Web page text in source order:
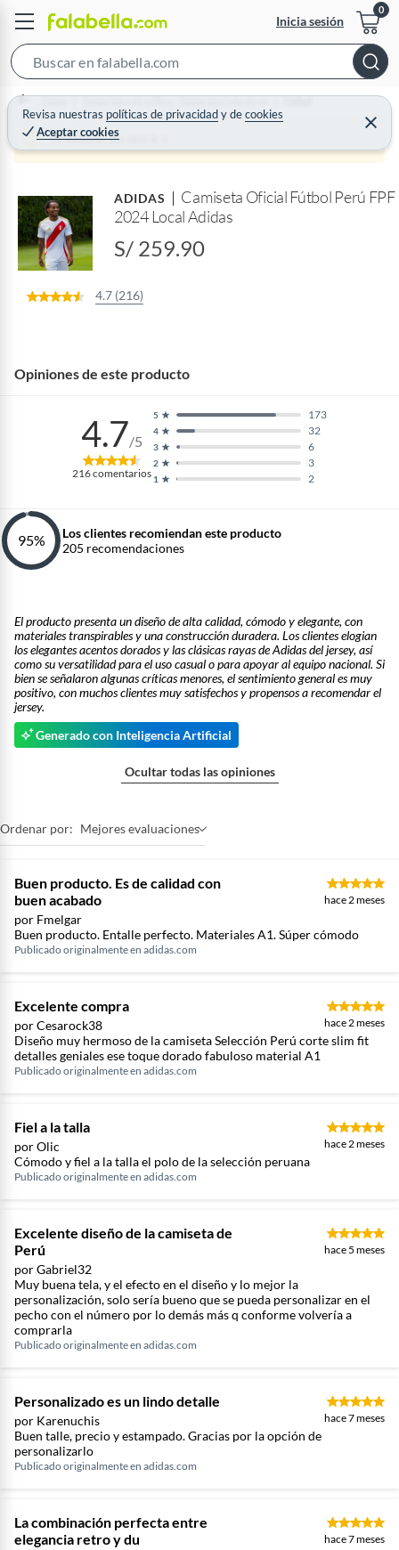
Inicia sesión
e
a
c
B
a
Revisa nuestras políticas de privacidadydecookies
Aceptar cookies
C
e
r
Home Deportes y aire libre - Deportes Colectivos Fútbol
Producto sin stock :(
ADIDAS
Camiseta Oficial Fútbol Perú FPF
2024 Local Adidas
S/ 259.90
4.7 (216)
Opiniones de este producto
4.7/5
216comentarios 1 2
2 3
3 6
4 32
5 173
95%
Los clientes recomiendan este producto
205 recomendaciones
El producto presenta un diseño de alta calidad, cómodo y elegante, con
materiales transpirables y una construcción duradera. Los clientes elogian
los elegantes acentos dorados y las clásicas rayas de Adidas del jersey, así
como su versatilidad para el uso casual o para apoyar al equipo nacional. Si
bien se señalaron algunas críticas menores, el sentimiento general es muy
positivo, con muchos clientes muy satisfechos y propensos a recomendar el
jersey.
Generado con Inteligencia Artificial
Ocultar todas las opiniones
Ordenar por: Mejores evaluaciones
Buen producto. Es de calidad con
buen acabado
por Fmelgar
hace 2 meses
Buen producto. Entalle perfecto. Materiales A1. Súper cómodo
Publicado originalmente en adidas.com
Excelente compra
por Cesarock38 hace 2 meses
Diseño muy hermoso de la camiseta Selección Perú corte slim fit
detalles geniales ese toque dorado fabuloso material A1
Publicado originalmente en adidas.com
Fiel a la talla
por Olic hace 2 meses
Cómodo y fiel a la talla el polo de la selección peruana
Publicado originalmente en adidas.com
Excelente diseño de la camiseta de
Perú
por Gabriel32
hace 5 meses
Muy buena tela, y el efecto en el diseño y lo mejor la
personalización, solo sería bueno que se pueda personalizar en el
pecho con el número por lo demás más q conforme volvería a
comprarla
Publicado originalmente en adidas.com
Personalizado es un lindo detalle
por Karenuchis hace 7 meses
Buen talle, precio y estampado. Gracias por la opción de
personalizarlo
Publicado originalmente en adidas.com
La combinación perfecta entre
elegancia retro y du
hace 7 meses